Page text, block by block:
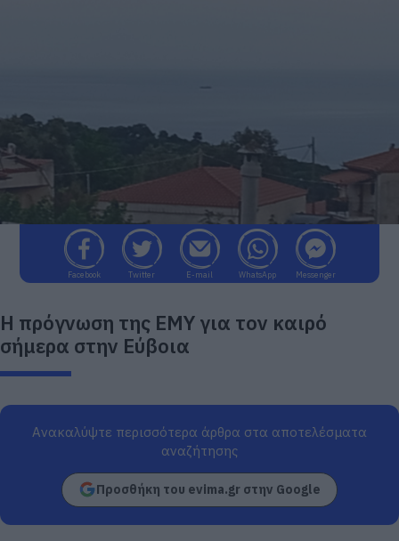
Facebook Twitter E-mail WhatsApp Messenger
Η πρόγνωση της ΕΜΥ για τον καιρό
σήμερα στην Εύβοια
Ανακαλύψτε περισσότερα άρθρα στα αποτελέσματα
αναζήτησης
Προσθήκη του evima.gr στην Google